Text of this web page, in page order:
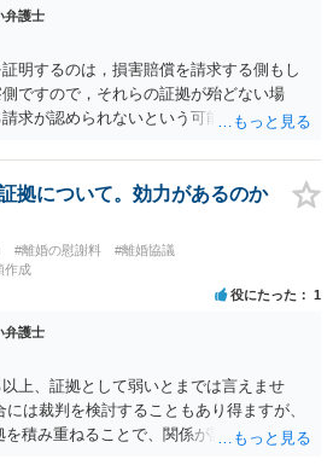
、父母の学歴・収入・資産状況、進学先
検討することになります。公正証書の他
期についてどのように定められている
有無、「教育費」「進学費用」に関する
る必要があると考えられます。
弁護士
明するのは，損害賠償を請求する側もし
ですので，それらの証拠が殆どない場
求が認められないという可能性はあるで
拠について。効力があるのか
#離婚の慰謝料
#離婚協議
作成
役にたった 1
弁護士
上、証拠として弱いとまでは言えませ
は裁判を検討することもあり得ますが、
積み重ねることで、関係が認定される余